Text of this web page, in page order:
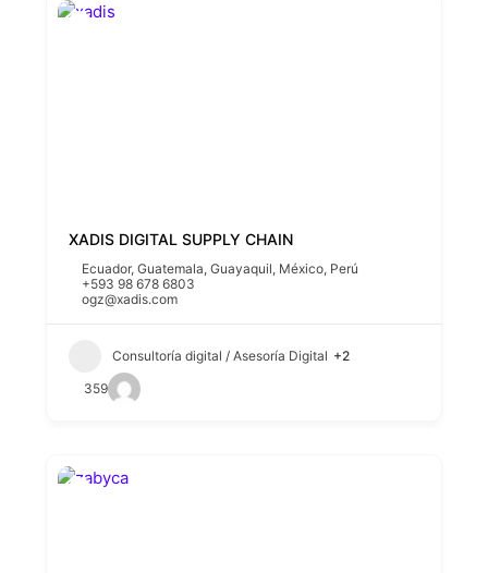
XADIS DIGITAL SUPPLY CHAIN
Ecuador,Guatemala,Guayaquil, México, Perú
+593 98 678 6803
ogz@xadis.com
Consultoría digital / Asesoría Digital +2
359